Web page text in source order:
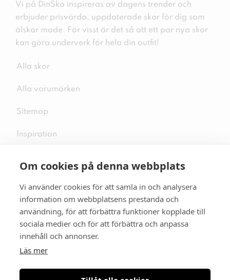
Om cookies på denna webbplats
Vi använder cookies för att samla in och analysera
information om webbplatsens prestanda och
användning, för att förbättra funktioner kopplade till
sociala medier och för att förbättra och anpassa
innehåll och annonser.
Läs mer
Vi på DinSko inspireras av dagens trender och
erbjuder prisvärda, uppdaterade skor för dig som
älskar mode. För visst är det så att ett par nya skor
kan göra underverk för hela din outfit!
Alla skor
Alla varumärken
Sitemap
Inspiration
Följ oss på sociala medier
Se mer skor: skopunkten.se